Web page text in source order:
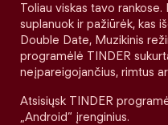
Toliau viskas tavo rankose.
suplanuok ir pažiūrėk, kas
Double Date, Muzikinis
programėlė TINDER
neįpareigojančius, rimtus
Atsisiųsk TINDER
„Android“ įrenginius.